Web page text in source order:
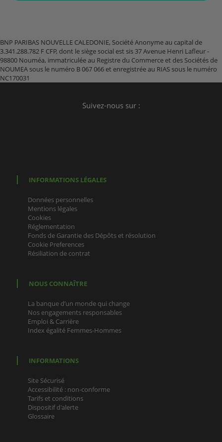
BNP PARIBAS NOUVELLE CALEDONIE, Société Anonyme au capital de
3.341.288.782 F CFP, dont le siège social est sis 37 Avenue Henri Lafleur -
98800 Nouméa, immatriculée au Registre du Commerce et des Sociétés de
NOUMEA sous le numéro B 067 066 et enregistrée au RIAS sous le numéro
NC170031
Suivez-nous sur :
INFORMATIONS LÉGALES
Données personnelles
Mentions légales
Cookies
Réglementation
Fonds de Garantie des Dépôts et résolution
Cookie Preferences
Résiliation de contrat
NOUS CONNAÎTRE
La banque d’un monde qui change
Nos engagements responsables
Emploi & Carrière
Index égalité Femmes-Hommes
INFORMATIONS
Site Sécurisé
Accessibilité : non-conforme
Tarifs et conditions
Dispositif d'alerte
Glossaire